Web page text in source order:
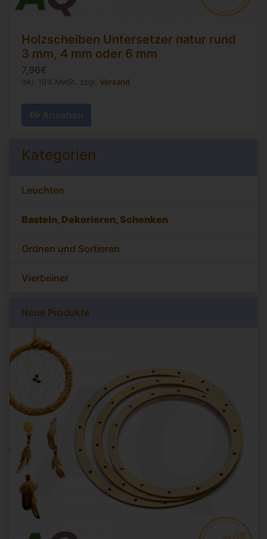
Holzscheiben Untersetzer natur rund
3 mm, 4 mm oder 6 mm
7,96€
inkl. 19% MwSt. zzgl. Versand
Ansehen
Kategorien
Leuchten
Basteln, Dekorieren, Schenken
Ordnen und Sortieren
Vierbeiner
Neue Produkte